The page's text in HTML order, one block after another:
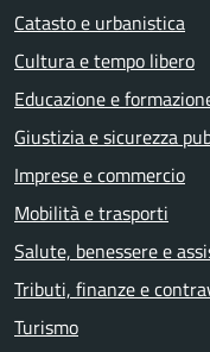
Catasto e urbanistica
Cultura e tempo libero
Educazione e
Giustizia e sicurezza
Imprese e commercio
Mobilità e trasporti
Salute, benessere e
Tributi, finanze e
Turismo